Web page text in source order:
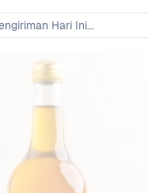
Hari Ini...